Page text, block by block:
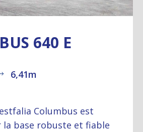
640 E
6,41m
Columbus est
la base robuste et fiable